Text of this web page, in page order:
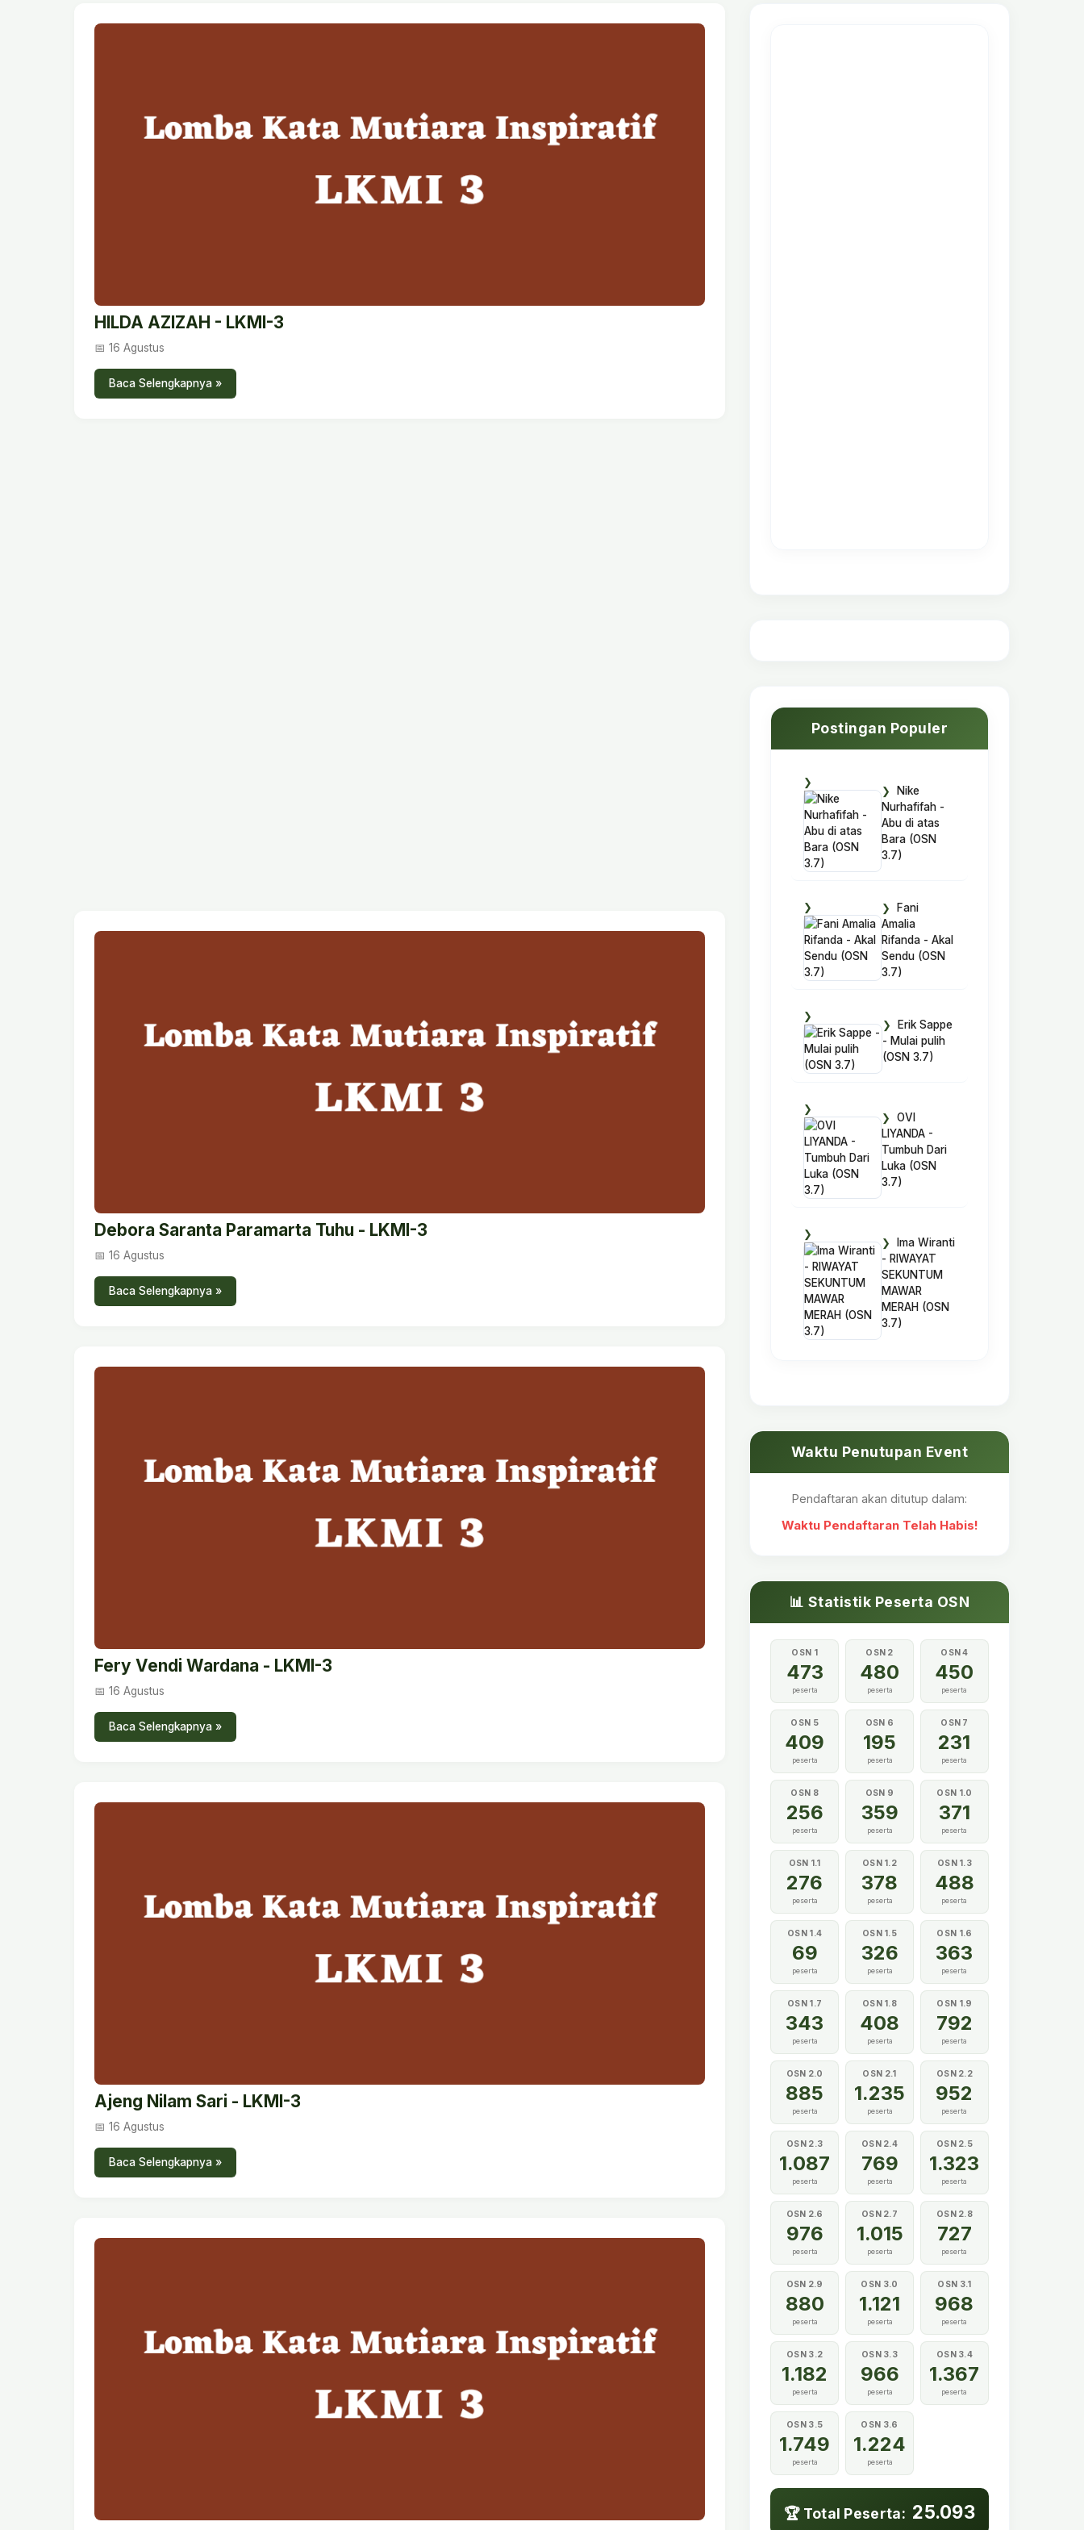
HILDA AZIZAH - LKMI-3
📅 16 Agustus
Baca Selengkapnya »
Debora Saranta Paramarta Tuhu - LKMI-3
📅 16 Agustus
Baca Selengkapnya »
Fery Vendi Wardana - LKMI-3
📅 16 Agustus
Baca Selengkapnya »
Ajeng Nilam Sari - LKMI-3
📅 16 Agustus
Baca Selengkapnya »
Postingan Populer
Nike
Nurhafifah -
Abu di atas
Bara (OSN
3.7)
Fani
Amalia
Rifanda - Akal
Sendu (OSN
3.7)
Erik Sappe
- Mulai pulih
(OSN 3.7)
OVI
LIYANDA -
Tumbuh Dari
Luka (OSN
3.7)
Ima Wiranti
- RIWAYAT
SEKUNTUM
MAWAR
MERAH (OSN
3.7)
Waktu Penutupan Event
Pendaftaran akan ditutup dalam:
Waktu Pendaftaran Telah Habis!
📊 Statistik Peserta OSN
OSN 1
473
peserta
OSN 2
480
peserta
OSN 4
450
peserta
OSN 5
409
peserta
OSN 6
195
peserta
OSN 7
231
peserta
OSN 8
256
peserta
OSN 9
359
peserta
OSN 1.0
371
peserta
OSN 1.1
276
peserta
OSN 1.2
378
peserta
OSN 1.3
488
peserta
OSN 1.4
69
peserta
OSN 1.5
326
peserta
OSN 1.6
363
peserta
OSN 1.7
343
peserta
OSN 1.8
408
peserta
OSN 1.9
792
peserta
OSN 2.0
885
peserta
OSN 2.1
1.235
peserta
OSN 2.2
952
peserta
OSN 2.3
1.087
peserta
OSN 2.4
769
peserta
OSN 2.5
1.323
peserta
OSN 2.6
976
peserta
OSN 2.7
1.015
peserta
OSN 2.8
727
peserta
OSN 2.9
880
peserta
OSN 3.0
1.121
peserta
OSN 3.1
968
peserta
OSN 3.2
1.182
peserta
OSN 3.3
966
peserta
OSN 3.4
1.367
peserta
OSN 3.5
1.749
peserta
OSN 3.6
1.224
peserta
🏆 Total Peserta: 25.093